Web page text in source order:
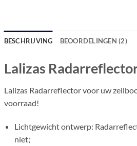
BESCHRIJVING BEOORDELINGEN (2)
Lalizas
Lalizas Radarreflector voor uw
voorraad!
Lichtgewicht ontwerp:
niet;